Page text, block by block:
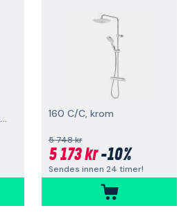
Ø 130 mm, 4-strålet, krom 160 C/C, krom
5 748 kr
5 173 kr-10%
Sendes innen 24 timer!